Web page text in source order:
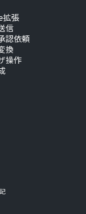
拡張
信
認依頼
換
操作